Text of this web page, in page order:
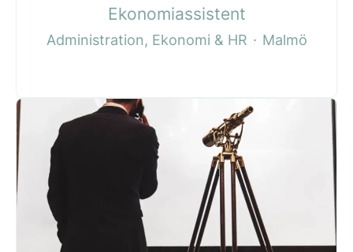
Ekonomiassistent
Administration, Ekonomi & HR · Malmö